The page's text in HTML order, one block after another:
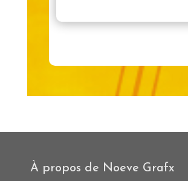
À propos de Noeve Grafx